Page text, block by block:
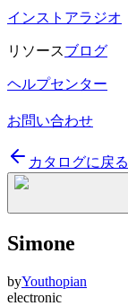
インストアラジオ
リソースブログ
ヘルプセンター
お問い合わせ
カタログに戻る
Simone
byYouthopian
electronic